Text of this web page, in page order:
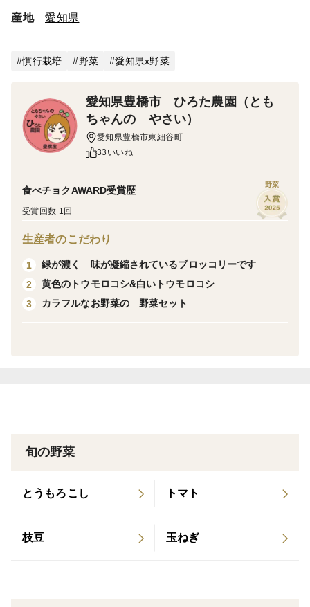
産地 愛知県
慣行栽培 野菜 愛知県x野菜
愛知県豊橋市 ひろた農園（とも
ちゃんの やさい）
愛知県豊橋市東細谷町
33いいね
食べチョクAWARD受賞歴
受賞回数 1回
野菜
生産者のこだわり
1
緑が濃く 味が凝縮されているブロッコリーです
2
黄色のトウモロコシ&白いトウモロコシ
3
カラフルなお野菜の 野菜セット
旬の野菜
とうもろこし トマト
枝豆 玉ねぎ